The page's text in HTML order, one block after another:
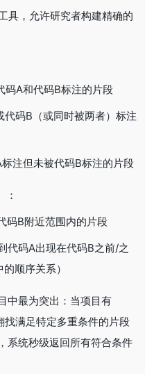
具，允许研究者构建精确的
码A和代码B标注的片段
代码B（或同时被两者）标注
注但未被代码B标注的片段
：
码B附近范围内的片段
代码A出现在代码B之前/之
顺序关系）
中最为突出：当项目有
满足特定多重条件的片段
系统秒级返回所有符合条件